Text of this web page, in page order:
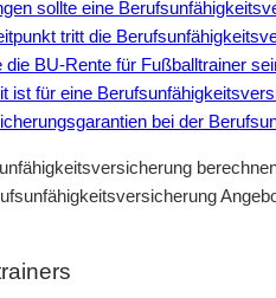
sollte eine
tritt die
die BU-Rente für Fußballtrainer
ist für eine
bei der